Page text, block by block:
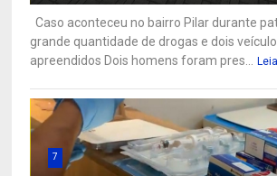
Caso aconteceu no bairro Pilar durante
grande quantidade de drogas e dois
apreendidos Dois homens foram pres...
7